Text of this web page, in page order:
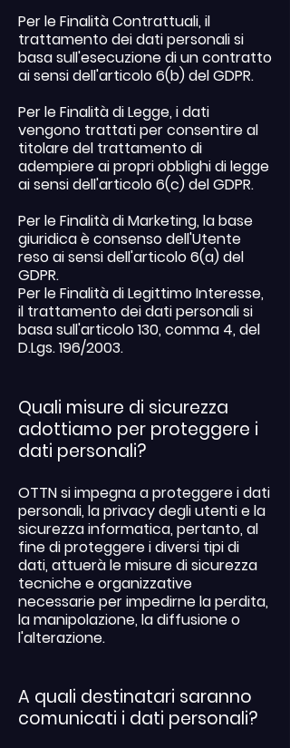
Per le Finalità Contrattuali, il
trattamento dei dati personali si
basa sull'esecuzione di un contratto
ai sensi dell'articolo 6(b) del GDPR.
Per le Finalità di Legge, i dati
vengono trattati per consentire al
titolare del trattamento di
adempiere ai propri obblighi di legge
ai sensi dell'articolo 6(c) del GDPR.
Per le Finalità di Marketing, la base
giuridica è consenso dell'Utente
reso ai sensi dell'articolo 6(a) del
GDPR.
Per le Finalità di Legittimo Interesse,
il trattamento dei dati personali si
basa sull'articolo 130, comma 4, del
D.Lgs. 196/2003.
Quali misure di sicurezza
adottiamo per proteggere i
dati personali?
OTTN si impegna a proteggere i dati
personali, la privacy degli utenti e la
sicurezza informatica, pertanto, al
fine di proteggere i diversi tipi di
dati, attuerà le misure di sicurezza
tecniche e organizzative
necessarie per impedirne la perdita,
la manipolazione, la diffusione o
l'alterazione.
A quali destinatari saranno
comunicati i dati personali?